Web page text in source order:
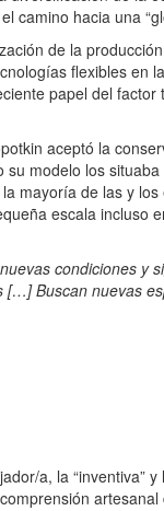
camino hacia una
de la
flexibles en
papel del factor
aceptó la
modelo los
mayoría de las y
escala incluso
condiciones y
Buscan nuevas
a, la “inventiva”